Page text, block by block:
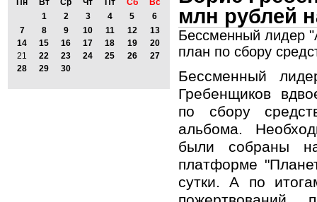
Пн
Вт Ср Чт Пт Сб
Вс
1
2 3 4 5
6
7
8 9 10 11 12
13
14
15 16 17 18 19
20
21
22 23 24 25 26
27
28
29 30
млн рублей
Бессменный лидер
план по сбору
Бессменный
Гребенщиков
по сбору
альбома.
были собраны
платформе
сутки. А по